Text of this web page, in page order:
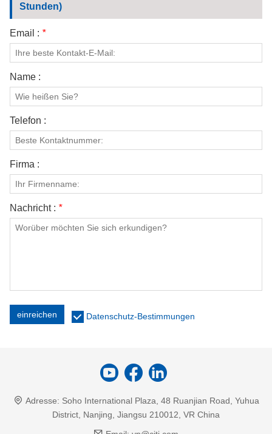
Stunden)
Email : *
Name :
Telefon :
Firma :
Nachricht : *
einreichen Datenschutz-Bestimmungen
Adresse: Soho International Plaza, 48 Ruanjian Road, Yuhua
District, Nanjing, Jiangsu 210012, VR China